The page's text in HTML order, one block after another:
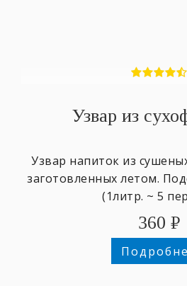
Узвар из
Узвар напиток из
заготовленных летом.
(1литр. ~ 5
360 ₽